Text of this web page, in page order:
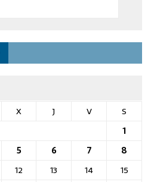
X J V
S
1
5 6 7
8
12 13 14
15